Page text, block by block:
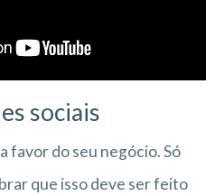
sociais
favor do seu negócio. Só
que isso deve ser feito